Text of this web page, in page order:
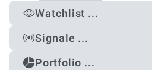
Watchlist ...
Signale ...
Portfolio ...